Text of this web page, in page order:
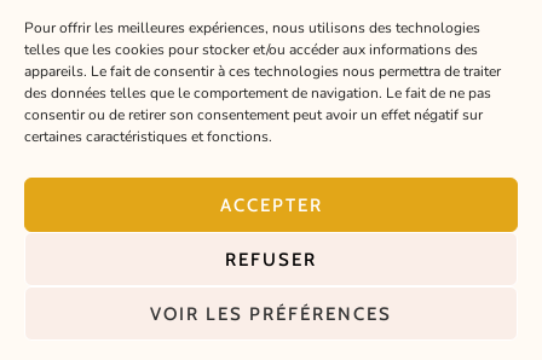
Pour offrir les meilleures expériences, nous utilisons des technologies
telles que les cookies pour stocker et/ou accéder aux informations des
appareils. Le fait de consentir à ces technologies nous permettra de traiter
des données telles que le comportement de navigation. Le fait de ne pas
consentir ou de retirer son consentement peut avoir un effet négatif sur
certaines caractéristiques et fonctions.
ACCEPTER
REFUSER
VOIR LES PRÉFÉRENCES
PORTFOLIO
PRESTATIONS
© Lisa Léger –
Illustratrice
2026
BOUTIQUE
COURRIER DE
CONSEILS EN